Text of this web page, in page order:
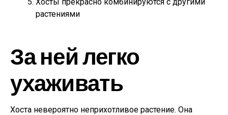
растениями
За ней легко
ухаживать
Хоста невероятно неприхотливое растение. Она